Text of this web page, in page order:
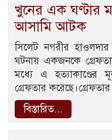
খুনের এক ঘণ্টার
আসামি আটক
সিলেট নগরীর
ঘটনায় একজনকে
মধ্যে এ
গ্রেফতার
বিস্তারিত...